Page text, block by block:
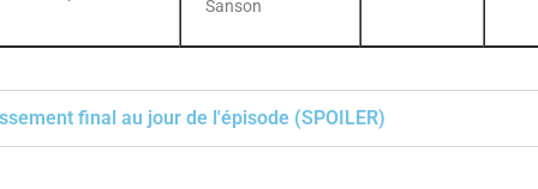
Sanson
final au jour de l'épisode (SPOILER)